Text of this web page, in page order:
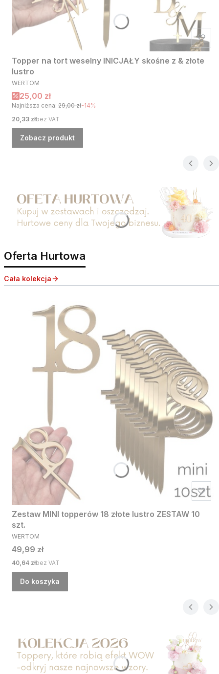
Topper na tort weselny INICJAŁY skośne z & złote
lustro
PRODUCENT
WERTOM
Cena promocyjna
25,00 zł
Najniższa cena: 29,00 zł-14%
Cena
20,33 złbez VAT
Zobacz produkt
Oferta Hurtowa
Cała kolekcja
Zestaw MINI topperów 18 złote lustro ZESTAW 10
szt.
PRODUCENT
WERTOM
Cena
49,99 zł
Cena
40,64 złbez VAT
Do koszyka